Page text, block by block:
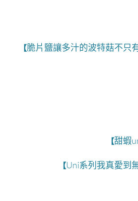
【脆片鹽讓多汁的波特菇不只
【甜蝦
【Uni系列我真愛到